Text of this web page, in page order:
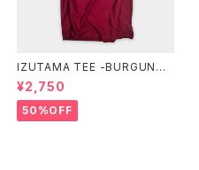
IZUTAMA TEE -BURGUNDY
-
¥2,750
50%OFF